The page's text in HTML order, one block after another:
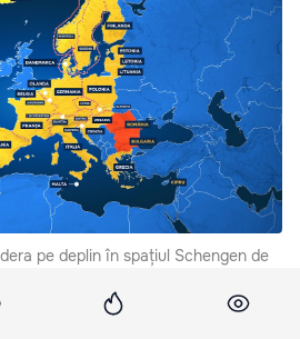
pe deplin în spațiul Schengen de